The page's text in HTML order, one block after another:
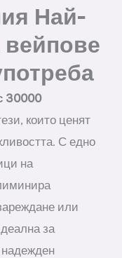
Най-
30000
които ценят
С едно
на
или
за